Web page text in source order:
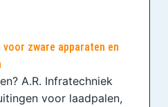
zware apparaten en
A.R. Infratechniek
voor laadpalen,